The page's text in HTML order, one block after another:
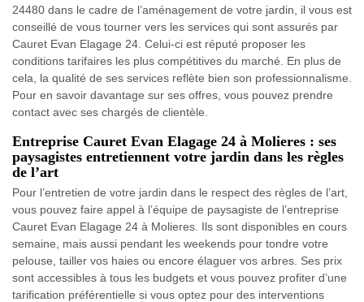
24480 dans le cadre de l’aménagement de votre jardin, il vous est
conseillé de vous tourner vers les services qui sont assurés par
Cauret Evan Elagage 24. Celui-ci est réputé proposer les
conditions tarifaires les plus compétitives du marché. En plus de
cela, la qualité de ses services reflète bien son professionnalisme.
Pour en savoir davantage sur ses offres, vous pouvez prendre
contact avec ses chargés de clientèle.
Entreprise Cauret Evan Elagage 24 à Molieres : ses
paysagistes entretiennent votre jardin dans les règles
de l’art
Pour l’entretien de votre jardin dans le respect des règles de l’art,
vous pouvez faire appel à l’équipe de paysagiste de l’entreprise
Cauret Evan Elagage 24 à Molieres. Ils sont disponibles en cours
semaine, mais aussi pendant les weekends pour tondre votre
pelouse, tailler vos haies ou encore élaguer vos arbres. Ses prix
sont accessibles à tous les budgets et vous pouvez profiter d’une
tarification préférentielle si vous optez pour des interventions